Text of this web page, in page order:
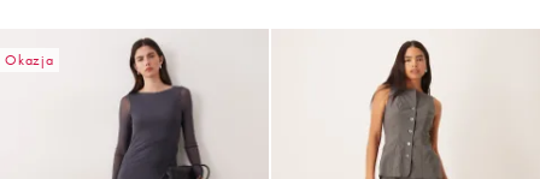
Okazja